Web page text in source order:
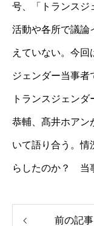
号、「トランスジ
活動や各所で議論
えていない。今回
ジェンダー当事者
トランスジェン
恭輔、髙井ホアン
いて語り合う。情
らしたのか？ 当
前の記事